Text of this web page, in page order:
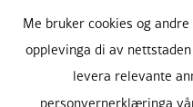
Me bruker cookies og
opplevinga di av
levera relevante
personvernerklæringa